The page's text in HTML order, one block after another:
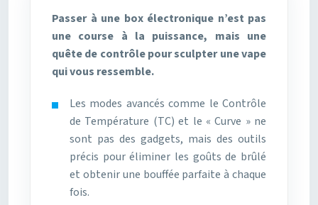
Passer à une box électronique n’est pas
une course à la puissance, mais une
quête de contrôle pour sculpter une vape
qui vous ressemble.
Les modes avancés comme le Contrôle
de Température (TC) et le « Curve » ne
sont pas des gadgets, mais des outils
précis pour éliminer les goûts de brûlé
et obtenir une bouffée parfaite à chaque
fois.